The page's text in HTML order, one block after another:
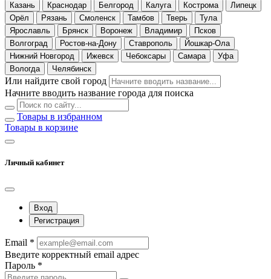
Казань
Краснодар Белгород Калуга Кострома
Липецк
Орёл
Рязань Смоленск Тамбов Тверь
Тула
Ярославль
Брянск Воронеж Владимир
Псков
Волгоград
Ростов-на-Дону Ставрополь
Йошкар-Ола
Нижний Новгород
Ижевск Чебоксары Самара
Уфа
Вологда
Челябинск
Или найдите свой город
Начните вводить название города для поиска
Товары в избранном
Товары в корзине
Личный кабинет
Вход
Регистрация
Email *
Введите корректный email адрес
Пароль *